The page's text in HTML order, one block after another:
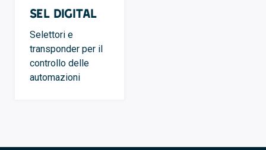
SEL Digital
Selettori e
transponder per il
controllo delle
automazioni